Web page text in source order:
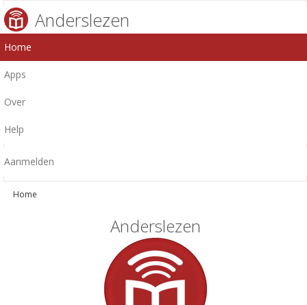
Anderslezen
Home
Apps
Over
Help
Aanmelden
Home
Anderslezen